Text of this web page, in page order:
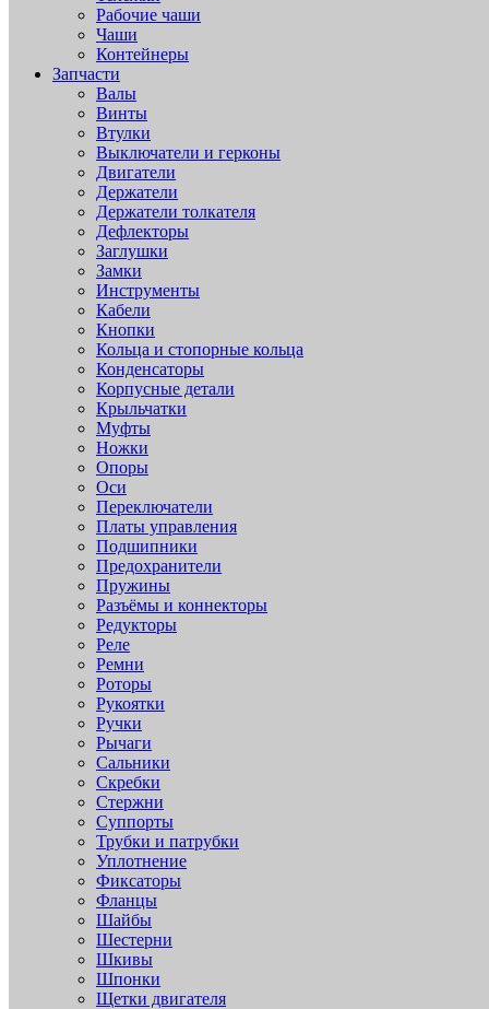
Рабочие чаши
Чаши
Контейнеры
Запчасти
Валы
Винты
Втулки
Выключатели и герконы
Двигатели
Держатели
Держатели толкателя
Дефлекторы
Заглушки
Замки
Инструменты
Кабели
Кнопки
Кольца и стопорные кольца
Конденсаторы
Корпусные детали
Крыльчатки
Муфты
Ножки
Опоры
Оси
Переключатели
Платы управления
Подшипники
Предохранители
Пружины
Разъёмы и коннекторы
Редукторы
Реле
Ремни
Роторы
Рукоятки
Ручки
Рычаги
Сальники
Скребки
Стержни
Суппорты
Трубки и патрубки
Уплотнение
Фиксаторы
Фланцы
Шайбы
Шестерни
Шкивы
Шпонки
Щетки двигателя